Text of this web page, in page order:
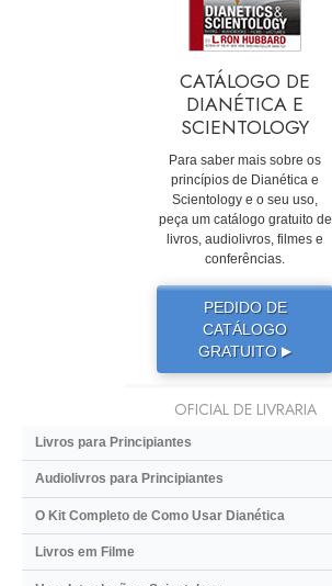
CATÁLOGO DE
DIANÉTICA E
SCIENTOLOGY
Para saber mais sobre os
princípios de Dianética e
Scientology e o seu uso,
peça um catálogo gratuito de
livros, audiolivros, filmes e
conferências.
PEDIDO DE
CATÁLOGO
GRATUITO ▶
OFICIAL DE LIVRARIA
Livros para Principiantes
Audiolivros para Principiantes
O Kit Completo de Como Usar Dianética
Livros em Filme